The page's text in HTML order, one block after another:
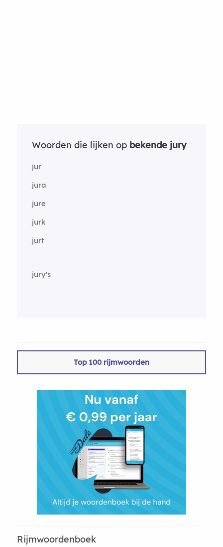
Woorden die lijken op bekende jury
jur
jura
jure
jurk
jurt
jury's
Top 100 rijmwoorden
Rijmwoordenboek